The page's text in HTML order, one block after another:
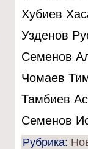
Хубиев
Узденов
Семенов
Чомаев
Тамбиев
Семенов
Рубрика: